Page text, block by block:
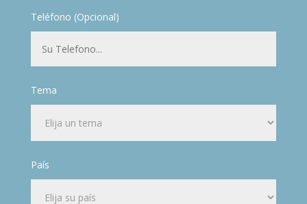
Teléfono (Opcional)
Tema
País